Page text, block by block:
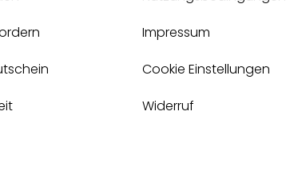
Impressum
Cookie Einstellungen
Widerruf